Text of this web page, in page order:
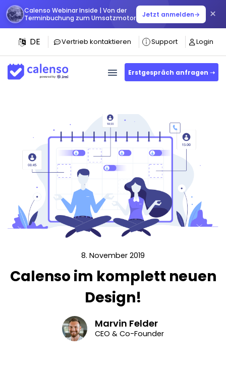
Calenso Webinar Inside | Von der
Terminbuchung zum Umsatzmotor
Jetzt anmelden→ ×
DE Vertrieb kontaktieren Support Login
Erstgespräch anfragen ➝
8. November 2019
Calenso im komplett neuen
Design!
Marvin Felder
CEO & Co-Founder